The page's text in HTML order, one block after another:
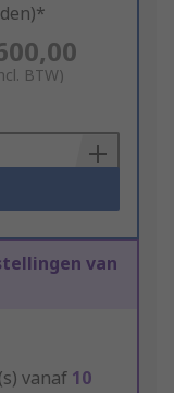
BTW)
van
vanaf 10